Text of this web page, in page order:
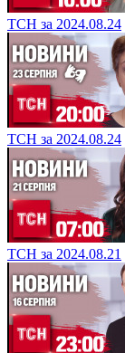
ТСН за 2024.08.24
ТСН за 2024.08.24
ТСН за 2024.08.21